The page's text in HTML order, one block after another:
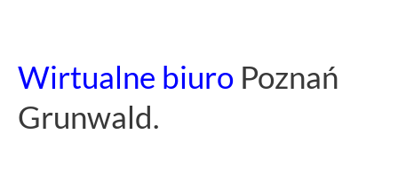
Wirtualne biuroPoznań
Grunwald.